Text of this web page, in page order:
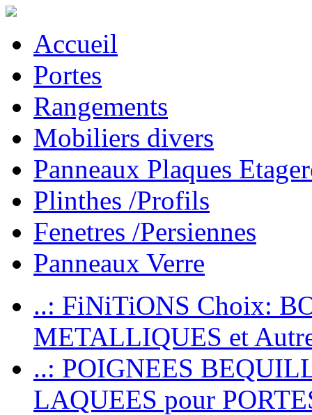
Accueil
Portes
Rangements
Mobiliers divers
Panneaux Plaques
Plinthes /Profils
Fenetres /Persiennes
Panneaux Verre
..: FiNiTiONS Choix:
METALLIQUES et
..: POIGNEES
LAQUEES pour